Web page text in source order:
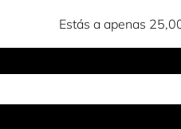
Estás a apenas